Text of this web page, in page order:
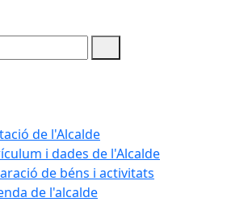
de l'Alcalde
i dades de l'Alcalde
de béns i activitats
de l'alcalde